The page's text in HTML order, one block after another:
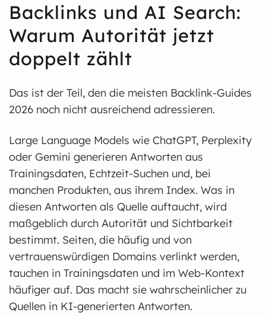
Backlinks und AI Search:
Warum Autorität jetzt
doppelt zählt
Das ist der Teil, den die meisten Backlink-Guides
2026 noch nicht ausreichend adressieren.
Large Language Models wie ChatGPT, Perplexity
oder Gemini generieren Antworten aus
Trainingsdaten, Echtzeit-Suchen und, bei
manchen Produkten, aus ihrem Index. Was in
diesen Antworten als Quelle auftaucht, wird
maßgeblich durch Autorität und Sichtbarkeit
bestimmt. Seiten, die häufig und von
vertrauenswürdigen Domains verlinkt werden,
tauchen in Trainingsdaten und im Web-Kontext
häufiger auf. Das macht sie wahrscheinlicher zu
Quellen in KI-generierten Antworten.